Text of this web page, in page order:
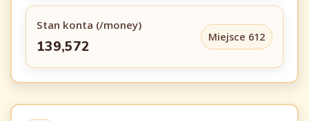
Stan konta (/money)
139,572
Miejsce 612